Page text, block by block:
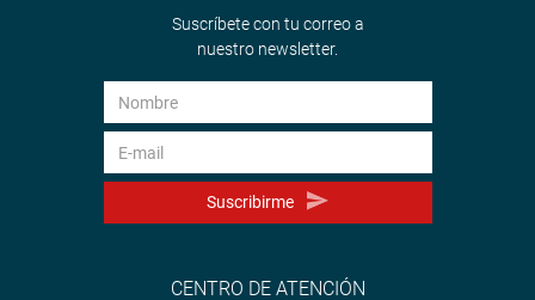
Suscríbete con tu correo a
nuestro newsletter.
Suscribirme
CENTRO DE ATENCIÓN